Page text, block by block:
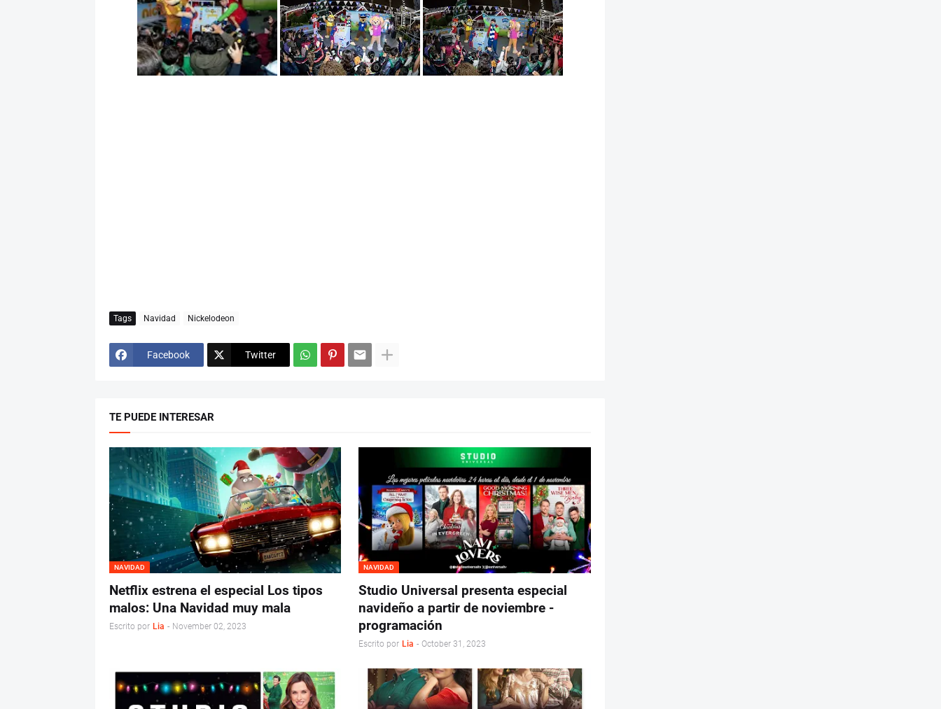
Tags Navidad Nickelodeon
Facebook Twitter
TE PUEDE INTERESAR
NAVIDAD
Netflix estrena el especial Los tipos
malos: Una Navidad muy mala
Escrito por Lia - November 02, 2023
NAVIDAD
Studio Universal presenta especial
navideño a partir de noviembre -
programación
Escrito por Lia - October 31, 2023